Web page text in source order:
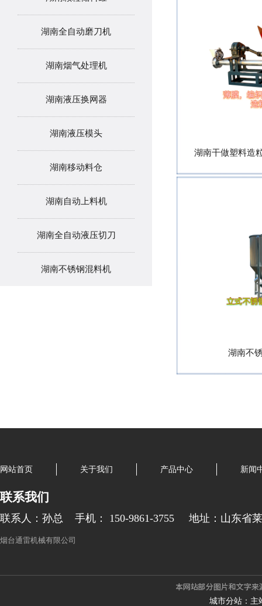
湖南全自动磨刀机
湖南烟气处理机
湖南液压换网器
湖南液压模头
湖南移动料仓
湖南自动上料机
湖南全自动液压切刀
湖南不锈钢混料机
湖南干做塑料造
湖南不
网站首页 关于我们 产品中心 新闻
联系我们
联系人：孙总 手机： 150-9861-3755 地址：山东省
烟台通雷机械有限公司
城市分站： 主